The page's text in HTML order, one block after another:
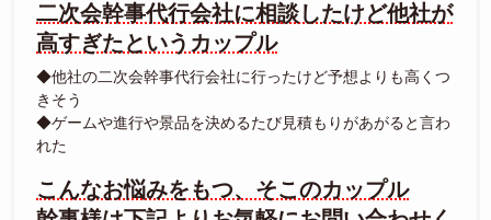
二次会幹事代行会社に相談したけど他社が
高すぎたというカップル
◆他社の二次会幹事代行会社に行ったけど予想よりも高くつ
きそう
◆ゲームや進行や景品を決めるたび見積もりがあがると言わ
れた
こんなお悩みをもつ、そこのカップル